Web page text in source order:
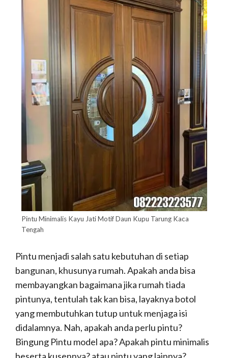
Pintu Minimalis Kayu Jati Motif Daun Kupu Tarung Kaca
Tengah
Pintu menjadi salah satu kebutuhan di setiap
bangunan, khusunya rumah. Apakah anda bisa
membayangkan bagaimana jika rumah tiada
pintunya, tentulah tak kan bisa, layaknya botol
yang membutuhkan tutup untuk menjaga isi
didalamnya. Nah, apakah anda perlu pintu?
Bingung Pintu model apa? Apakah pintu minimalis